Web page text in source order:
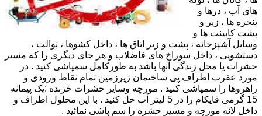
های آب ، درها و
پنجره ها ، زیر و
پشت کابینت ها و
وسایل آشپزخانه ، پشت و زیر اتاق ها ، داخل کشوها ، توالت ،
دستشویی ، داخل سوراخ های فاضلاب و هر جای دیگری را که مسیر
حشرات یا محل زندگی آنها باشد به طورکامل سمپاشی کنید . در
مورد عقرب اطراف پی ساختمان زیرزمین تمام نقاط ورودی و
راهروها را سمپاشی کنید . مورچه وسایر حشرات خزنده :یک پیمانه
15 گرمی فایکام را در 5 لیتر آب حل کنید . با این محلول اطراف و
داخل لانه مورچه و مسیر حشره را سم پاشی نمائید .